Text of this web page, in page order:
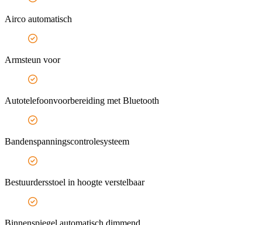
Airco automatisch
Armsteun voor
Autotelefoonvoorbereiding met Bluetooth
Bandenspanningscontrolesysteem
Bestuurdersstoel in hoogte verstelbaar